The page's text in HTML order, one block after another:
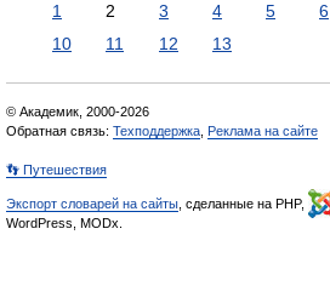
1 2 3 4 5 6
10
11 12 13
© Академик, 2000-2026
Обратная связь: Техподдержка Реклама на сайте
👣 Путешествия
Экспорт словарей на сайты , сделанные на PHP,
WordPress, MODx.